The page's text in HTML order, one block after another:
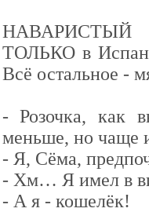
НАВАРИСТЫЙ
ТОЛЬКО в
Всё остальное -
- Розочка, как
меньше, но чаще
- Я, Сёма,
- Хм… Я имел в
- А я - кошелёк!